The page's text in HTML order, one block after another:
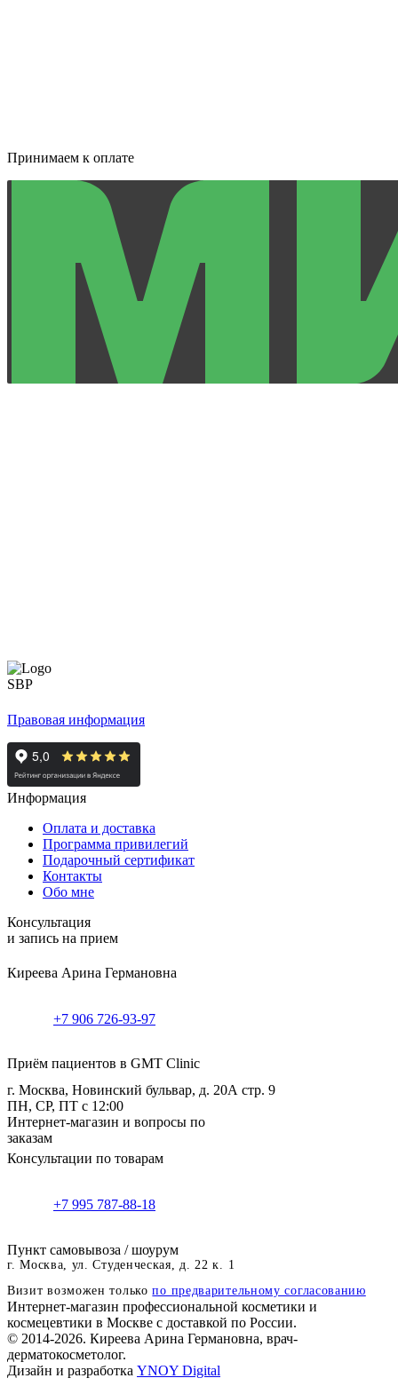
Принимаем к оплате
Правовая информация
Информация
Оплата и доставка
Программа привилегий
Подарочный сертификат
Контакты
Обо мне
Консультация
и запись на прием
Киреева Арина Германовна
+7 906 726-93-97
Приём пациентов в GMT Clinic
г. Москва, Новинский бульвар, д. 20А стр. 9
ПН, СР, ПТ с 12:00
Интернет-магазин и вопросы по
заказам
Консультации по товарам
+7 995 787-88-18
Пункт самовывоза / шоурум
г. Москва, ул. Студенческая, д. 22 к. 1
Визит возможен толькопо предварительному согласованию
Интернет-магазин профессиональной косметики и
космецевтики в Москве с доставкой по России.
© 2014-2026. Киреева Арина Германовна, врач-
дерматокосметолог.
Дизайн и разработка YNOY Digital